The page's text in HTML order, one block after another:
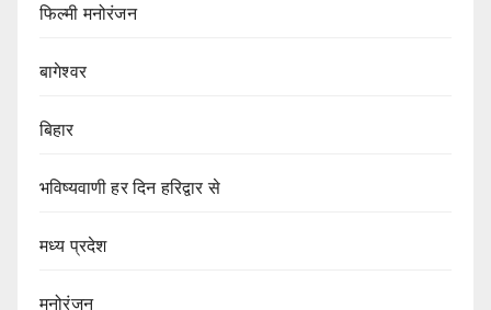
फिल्मी मनोरंजन
बागेश्वर
बिहार
भविष्यवाणी हर दिन हरिद्वार से
मध्य प्रदेश
मनोरंजन